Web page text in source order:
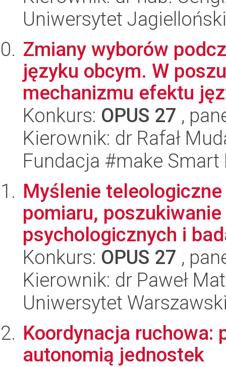
Uniwersytet Jagielloński
Zmiany wyborów
języku obcym. W
mechanizmu efektu
Konkurs: OPUS 27 ,
Kierownik: dr Rafał
Fundacja #make Smart
Myślenie
pomiaru,
psychologicznych i
Konkurs: OPUS 27 ,
Kierownik: dr Paweł
Uniwersytet
Koordynacja ruchowa:
autonomią jednostek